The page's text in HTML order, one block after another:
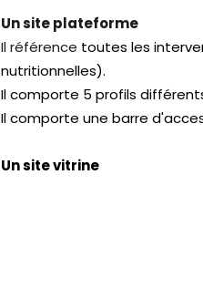
Un site plateforme
Il référence toutes les
nutritionnelles).
Il comporte 5 profils
Il comporte une barre
Un site vitrine